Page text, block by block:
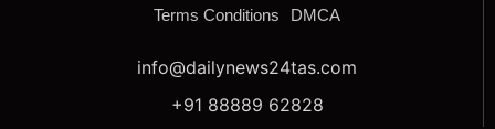
Terms Conditions
DMCA
info@dailynews24tas.com
+91 88889 62828